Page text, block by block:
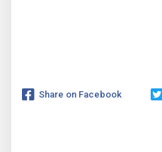
Share on Facebook